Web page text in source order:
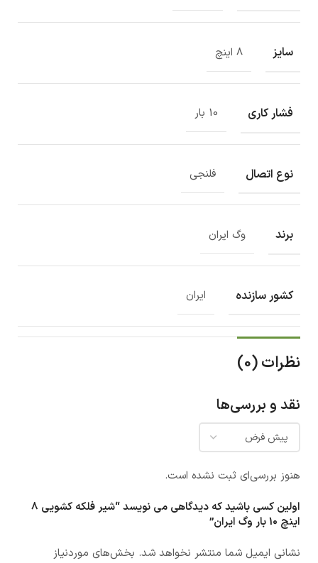
سایز 8 اینچ
فشار کاری 10 بار
نوع اتصال فلنجی
برند وگ ایران
کشور سازنده ایران
نظرات (0)
نقد و بررسی‌ها
هنوز بررسی‌ای ثبت نشده است.
اولین کسی باشید که دیدگاهی می نویسد “شیر فلکه کشویی 8
اینچ 10 بار وگ ایران”
نشانی ایمیل شما منتشر نخواهد شد. بخش‌های موردنیاز